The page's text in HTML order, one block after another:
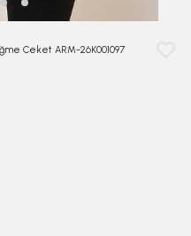
Ceket ARM-26K001097